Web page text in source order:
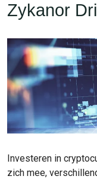
Zykanor
Investeren in
zich mee,